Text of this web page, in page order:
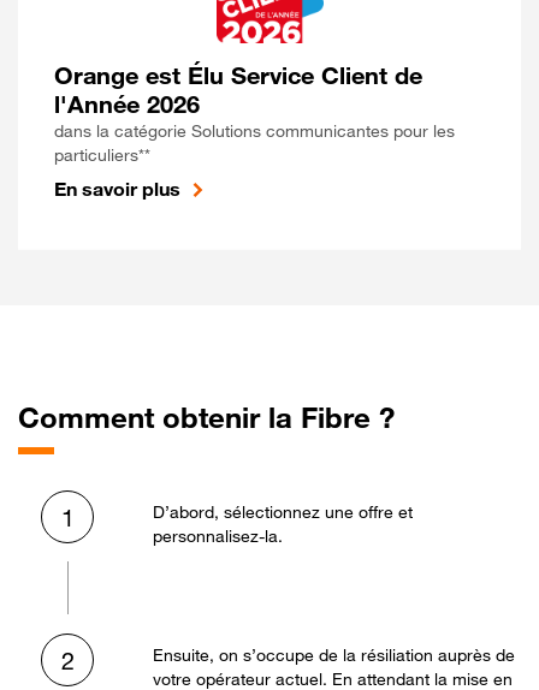
Orange est Élu Service Client de
l'Année 2026
dans la catégorie Solutions communicantes pour les
particuliers**
En savoir plus
Comment obtenir la Fibre ?
1
D’abord, sélectionnez une offre et
personnalisez-la.
2
Ensuite, on s’occupe de la résiliation auprès de
votre opérateur actuel. En attendant la mise en